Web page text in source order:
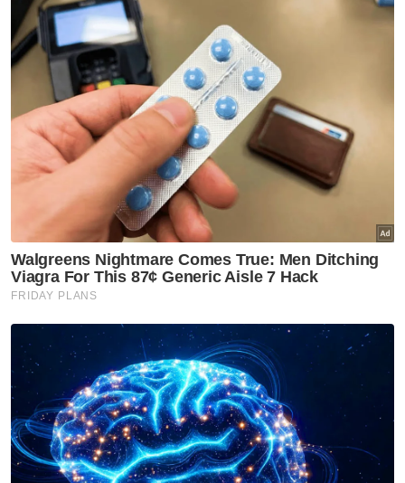
Malaysia yang mengekstradisi seorang warga
Korea Utara itu telah menghancurkan
seluruh asas hubungan dua hala antara
Malaysia dan Korea Utara yang dibina atas
dasar kedaulatan.
Pada Jumaat, Malaysia memberi tempoh 48
jam kepada pegawai dan kakitangan
Kedutaan Korea Utara untuk meninggalkan
negara.
Keputusan tersebut diambil selepas Korea
Utara bertindak memutuskan hubungan
berpuas hati terhadap tindakan kerajaan
Malaysia mengekstradisi seorang
warganegaranya ke AS.
Artikel Berkaitan:
Warga asing terus monopoli luar Pasar Borong Kuala
Lumpur